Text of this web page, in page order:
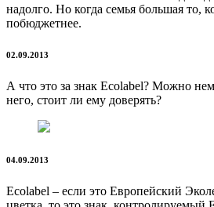
надолго. Но когда семья большая то,
побюджетнее.
02.09.2013
А что это за знак Ecolabel? Можно
него, стоит ли ему доверять?
04.09.2013
Ecolabel – если это Европейский